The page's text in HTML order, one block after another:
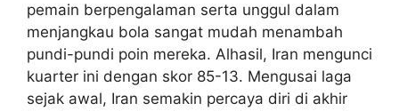
pemain berpengalaman serta unggul dalam
menjangkau bola sangat mudah menambah
pundi-pundi poin mereka. Alhasil, Iran mengunci
kuarter ini dengan skor 85-13. Mengusai laga
sejak awal, Iran semakin percaya diri di akhir